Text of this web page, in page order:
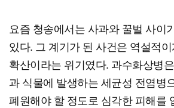
요즘 청송에서는 사과와 꿀벌 사이
있다. 그 계기가 된 사건은 역설적
확산이라는 위기였다. 과수화상병
과 식물에 발생하는 세균성 전염병
폐원해야 할 정도로 심각한 피해를